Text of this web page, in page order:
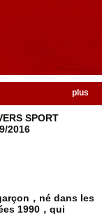
plus
SPORT
2016
，né dans les
1990，qui